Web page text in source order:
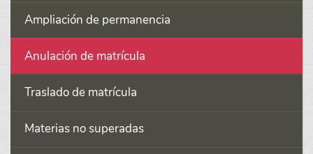
Ampliación de permanencia
Anulación de matrícula
Traslado de matrícula
Materias no superadas